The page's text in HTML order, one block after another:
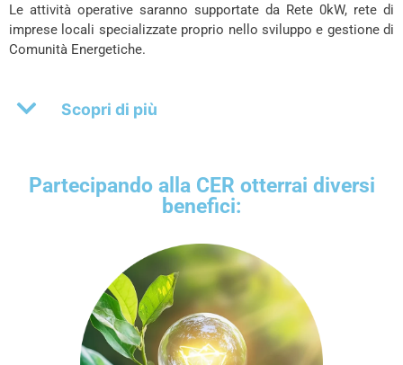
Le attività operative saranno supportate da Rete 0kW, rete di
imprese locali specializzate proprio nello sviluppo e gestione di
Comunità Energetiche.
Scopri di più
Partecipando alla CER otterrai diversi
benefici: